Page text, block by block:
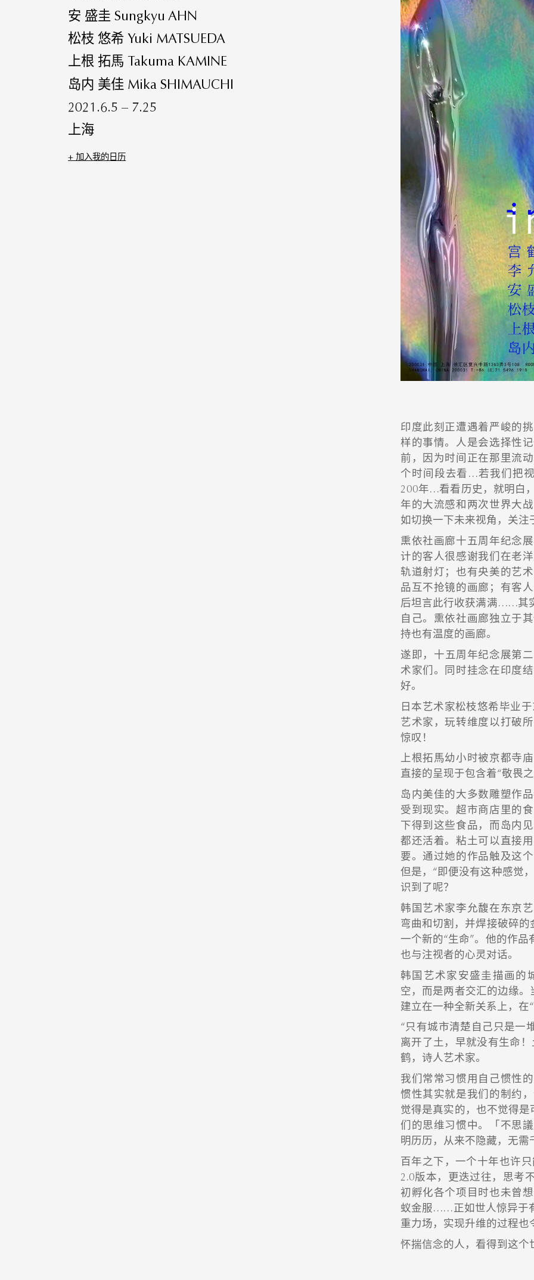
安 盛圭 Sungkyu AHN
松枝 悠希 Yuki MATSUEDA
上根 拓馬 Takuma KAMINE
岛内 美佳 Mika SHIMAUCHI
2021.6.5 – 7.25
上海
+ 加⼊我的⽇历
印度此刻正遭遇着严峻的
样的事情。人是会选择性
前，因为时间正在那里流
个时间段去看…若我们把
200年…看看历史，就明白
年的大流感和两次世界大
如切换一下未来视角，关
熏依社画廊十五周年纪念
计的客人很感谢我们在老
轨道射灯；也有央美的艺
品互不抢镜的画廊；有客
后坦言此行收获满满……其
自己。熏依社画廊独立于
持也有温度的画廊。
遂即，十五周年纪念展第
术家们。同时挂念在印度
好。
日本艺术家松枝悠希毕业
艺术家，玩转维度以打破
惊叹！
上根拓馬幼小时被京都寺
直接的呈现于包含着“敬畏
岛内美佳的大多数雕塑作
受到现实。超市商店里的
下得到这些食品，而岛内
都还活着。粘土可以直接
要。通过她的作品触及这
但是，“即便没有这种感觉
识到了呢？
韩国艺术家李允馥在东京
弯曲和切割，并焊接破碎
一个新的“生命”。他的作
也与注视者的心灵对话。
韩国艺术家安盛圭描画
空，而是两者交汇的边缘。
建立在一种全新关系上，在
“只有城市清楚自己只是一
离开了土，早就没有生命
鹤，诗人艺术家。
我们常常习惯用自己惯性
惯性其实就是我们的制约
觉得是真实的，也不觉得是
们的思维习惯中。「不思
明历历，从来不隐藏，无
百年之下，一个十年也许
2.0版本，更迭过往，思考
初孵化各个项目时也未曾
蚁金服……正如世人惊异于
重力场，实现升维的过程也
怀揣信念的人，看得到这个